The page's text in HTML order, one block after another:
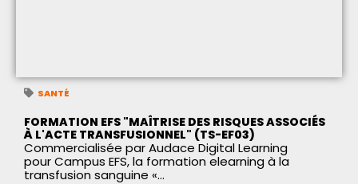
SANTÉ
FORMATION EFS "MAÎTRISE DES RISQUES ASSOCIÉS
À L'ACTE TRANSFUSIONNEL" (TS-EF03)
Commercialisée par Audace Digital Learning
pour Campus EFS, la formation elearning à la
transfusion sanguine «...